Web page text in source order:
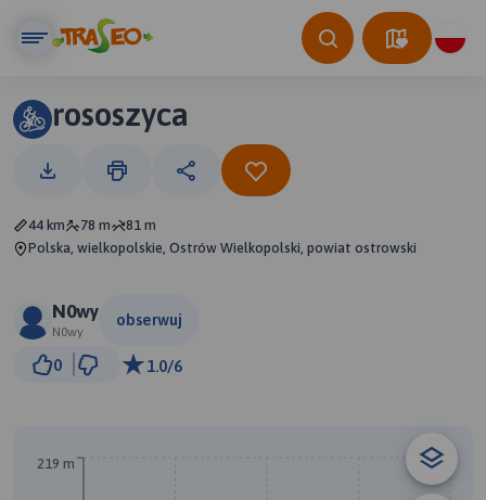
rososzyca
44 km 78 m
81 m
Polska, wielkopolskie, Ostrów Wielkopolski, powiat ostrowski
N0wy
N0wy
obserwuj
0 1.0/6
219 m